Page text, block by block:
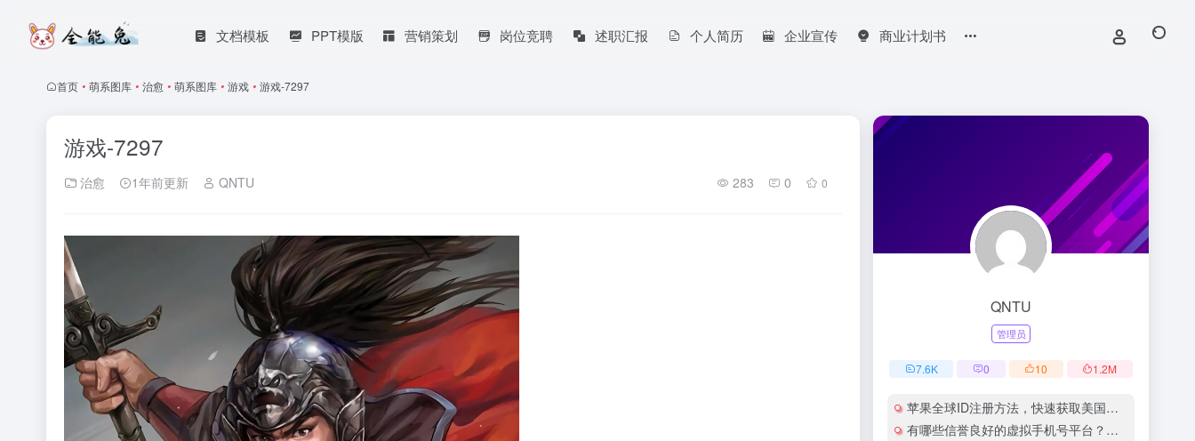
文档模板 PPT模版 营销策划 岗位竞聘 述职汇报 个人简历 企业宣传 商业计划书
首页 • 萌系图库 • 治愈 • 萌系图库 • 游戏 • 游戏-7297
游戏-7297
治愈 1年前更新 QNTU 283 0 0
QNTU
管理员
7.6K 0 10 1.2M
苹果全球ID注册方法，快速获取美国地区苹果账号
有哪些信誉良好的虚拟手机号平台？有哪些平台提供国际虚拟手机号服务？